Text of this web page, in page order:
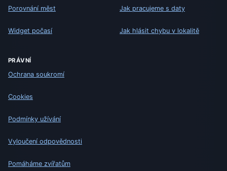
Porovnání měst
Widget počasí
Jak pracujeme s daty
Jak hlásit chybu v lokalitě
PRÁVNÍ
Ochrana soukromí
Cookies
Podmínky užívání
Vyloučení odpovědnosti
Pomáháme zvířatům